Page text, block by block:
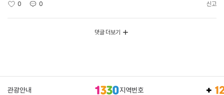
0 0 신고
댓글 더보기
관광안내 지역번호